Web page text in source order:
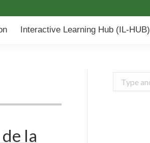
Interactive Learning Hub (IL-HUB)
la
Search:
Hub (IL-HUB)